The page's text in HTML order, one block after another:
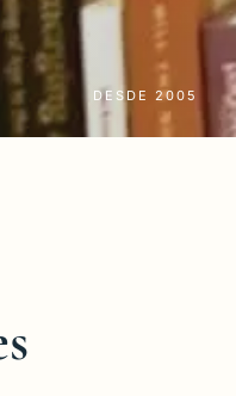
DESDE 2005